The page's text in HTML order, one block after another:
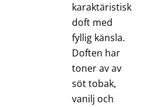
karaktäristisk
doft med
fyllig känsla.
Doften har
toner av av
söt tobak,
vanilj och